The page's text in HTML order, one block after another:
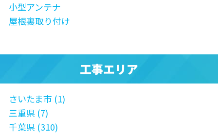
小型アンテナ
屋根裏取り付け
工事エリア
さいたま市 (1)
三重県 (7)
千葉県 (310)